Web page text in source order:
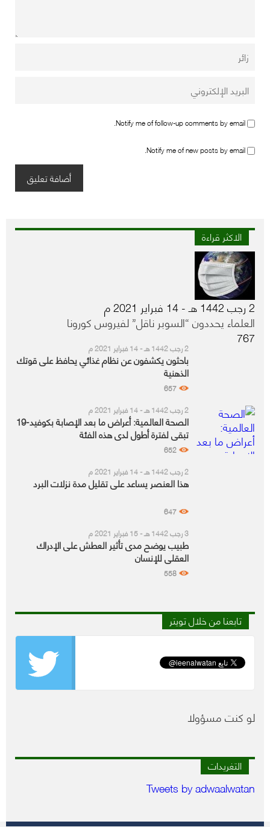
Notify me of follow-up comments by email.
Notify me of new posts by email.
الاكثر قراءة
2 رجب 1442 هـ - 14 فبراير 2021 م
العلماء يحددون “السوبر ناقل” لفيروس كورونا
767
2 رجب 1442 هـ - 14 فبراير 2021 م
باحثون يكشفون عن نظام غذائي يحافظ على قوتك
الذهنية
657
2 رجب 1442 هـ - 14 فبراير 2021 م
الصحة العالمية: أعراض ما بعد الإصابة بكوفيد-19
تبقى لفترة أطول لدى هذه الفئة
652
2 رجب 1442 هـ - 14 فبراير 2021 م
هذا العنصر يساعد على تقليل مدة نزلات البرد
647
3 رجب 1442 هـ - 15 فبراير 2021 م
طبيب يوضح مدى تأثير العطش على الإدراك
العقلي للإنسان
558
تابعنا من خلال تويتر
لو كنت مسؤولا
التغريدات
Tweets by adwaalwatan